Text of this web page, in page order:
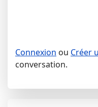
Connexion ou Créer
conversation.